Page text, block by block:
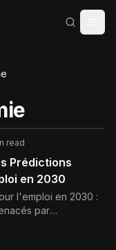
read
Prédictions
en 2030
l'emploi en 2030 :
par